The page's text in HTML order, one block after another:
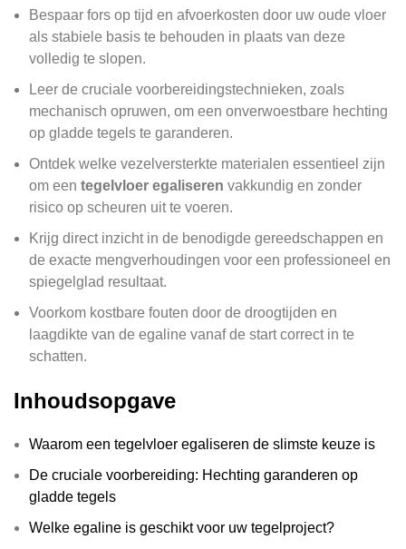
Bespaar fors op tijd en afvoerkosten door uw oude vloer
als stabiele basis te behouden in plaats van deze
volledig te slopen.
Leer de cruciale voorbereidingstechnieken, zoals
mechanisch opruwen, om een onverwoestbare hechting
op gladde tegels te garanderen.
Ontdek welke vezelversterkte materialen essentieel zijn
om een tegelvloer egaliseren vakkundig en zonder
risico op scheuren uit te voeren.
Krijg direct inzicht in de benodigde gereedschappen en
de exacte mengverhoudingen voor een professioneel en
spiegelglad resultaat.
Voorkom kostbare fouten door de droogtijden en
laagdikte van de egaline vanaf de start correct in te
schatten.
Inhoudsopgave
Waarom een tegelvloer egaliseren de slimste keuze is
De cruciale voorbereiding: Hechting garanderen op
gladde tegels
Welke egaline is geschikt voor uw tegelproject?